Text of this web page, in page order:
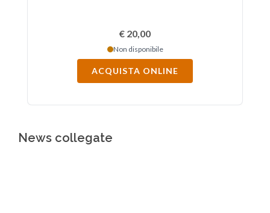
€ 20,00
Non disponibile
ACQUISTA ONLINE
News collegate